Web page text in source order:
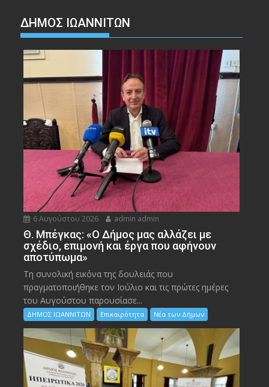
ΔΗΜΟΣ ΙΩΑΝΝΙΤΩΝ
6 Αυγούστου 2026 admin admin
Θ. Μπέγκας: «Ο Δήμος μας αλλάζει με
σχέδιο, επιμονή και έργα που αφήνουν
αποτύπωμα»
Τη συνολική εικόνα της δουλειάς που
πραγματοποιήθηκε τον Ιούλιο και τις πρώτες ημέρες
του Αυγούστου παρουσίασε...
ΔΗΜΟΣ ΙΩΑΝΝΙΤΩΝ Επικαιρότητα Νέα των Δήμων